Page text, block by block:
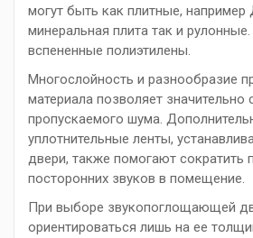
могут быть как плитные,
минеральная плита так и
вспененные полиэтилены.
Многослойность и разнообразие
материала позволяет значительно
пропускаемого шума.
уплотнительные ленты,
двери, также помогают сократить
посторонних звуков в помещение.
При выборе звукопоглощающей
ориентироваться лишь на ее